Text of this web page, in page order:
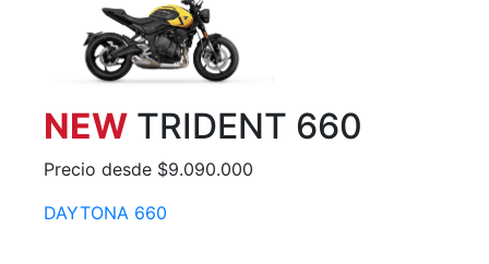
NEW TRIDENT 660
Precio desde $9.090.000
DAYTONA 660